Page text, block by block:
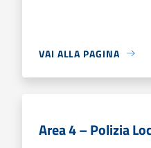
VAI ALLA PAGINA
Area 4 – Polizia